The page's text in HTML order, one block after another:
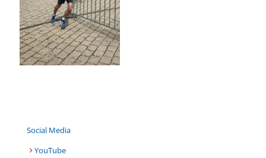
Social Media
YouTube